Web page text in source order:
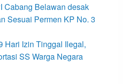
Cabang Belawan desak
Sesuai Permen KP No. 3
Hari Izin Tinggal Ilegal,
SS Warga Negara